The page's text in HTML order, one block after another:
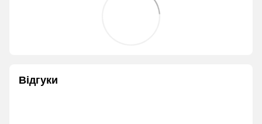
Відгуки